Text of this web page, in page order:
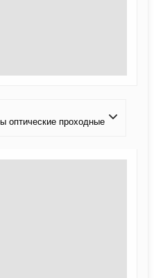
оптические проходные